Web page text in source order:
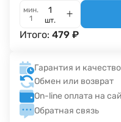
мин.
1
шт.
Итого: 479 ₽
Гарантия и качество
Обмен или возврат
On-line оплата на
Обратная связь